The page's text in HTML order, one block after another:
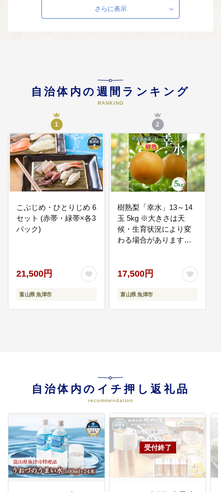
自然・環境保全
世界的にも稀な「魚津の水循環」
８月に開催される「じゃんとこい
魚津まつり」をはじめとした観光
振興や地域の賑わいづくり、産業
の活性化などに活用させていただ
06
健康・福祉
健康づくりの推進や社会福祉活動
などに活用させていただきます。
07
スポーツや文化の振興
全国でも珍しい海沿いを走る蜃気
楼マラソンなどのスポーツ振興や
市民を守るための活動に活用させ
さらに表示
自治体内の週間ランキング
RANKING
1
こぶじめ・ひとりじめ 6
セット (赤帯・緑帯×各3
パック)
21,500円
富山県 魚津市
2
樹熟梨「幸水」13～14
玉 5kg ※大きさは天
候・生育状況により変
わる場合があります
17,500円
富山県 魚津市
自治体内のイチ押し返礼品
recommendation